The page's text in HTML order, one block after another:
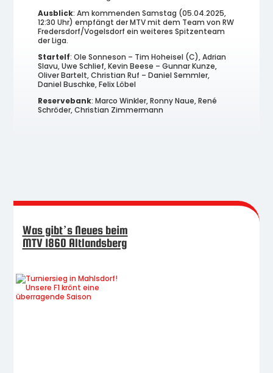
Ausblick: Am kommenden Samstag (05.04.2025,
12:30 Uhr) empfängt der MTV mit dem Team von RW
Fredersdorf/Vogelsdorf ein weiteres Spitzenteam
der Liga.
Startelf: Ole Sonneson – Tim Hoheisel (C), Adrian
Slavu, Uwe Schlief, Kevin Beese – Gunnar Kunze,
Oliver Bartelt, Christian Ruf – Daniel Semmler,
Daniel Buschke, Felix Löbel
Reservebank: Marco Winkler, Ronny Naue, René
Schröder, Christian Zimmermann
Was gibt’s Neues beim
MTV 1860 Altlandsberg